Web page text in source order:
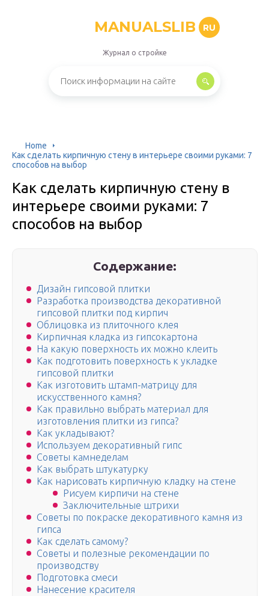
MANUALSLIB RU
Журнал о стройке
Home
Как сделать кирпичную стену в интерьере своими руками: 7
способов на выбор
Как сделать кирпичную стену в
интерьере своими руками: 7
способов на выбор
Содержание:
Дизайн гипсовой плитки
Разработка производства декоративной
гипсовой плитки под кирпич
Облицовка из плиточного клея
Кирпичная кладка из гипсокартона
На какую поверхность их можно клеить
Как подготовить поверхность к укладке
гипсовой плитки
Как изготовить штамп-матрицу для
искусственного камня?
Как правильно выбрать материал для
изготовления плитки из гипса?
Как укладывают?
Используем декоративный гипс
Советы камнеделам
Как выбрать штукатурку
Как нарисовать кирпичную кладку на стене
Рисуем кирпичи на стене
Заключительные штрихи
Советы по покраске декоративного камня из
гипса
Как сделать самому?
Советы и полезные рекомендации по
производству
Подготовка смеси
Нанесение красителя